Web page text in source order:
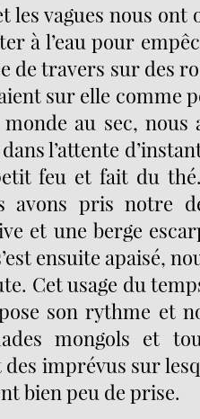
les vagues nous ont
à l’eau pour
de travers sur des
sur elle comme
au sec, nous
l’attente
feu et fait du
avons pris notre
et une berge
ensuite apaisé,
Cet usage du
son rythme et
mongols et
imprévus sur
bien peu de prise.